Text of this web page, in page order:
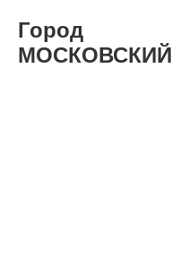
Город
МОСКОВСКИЙ